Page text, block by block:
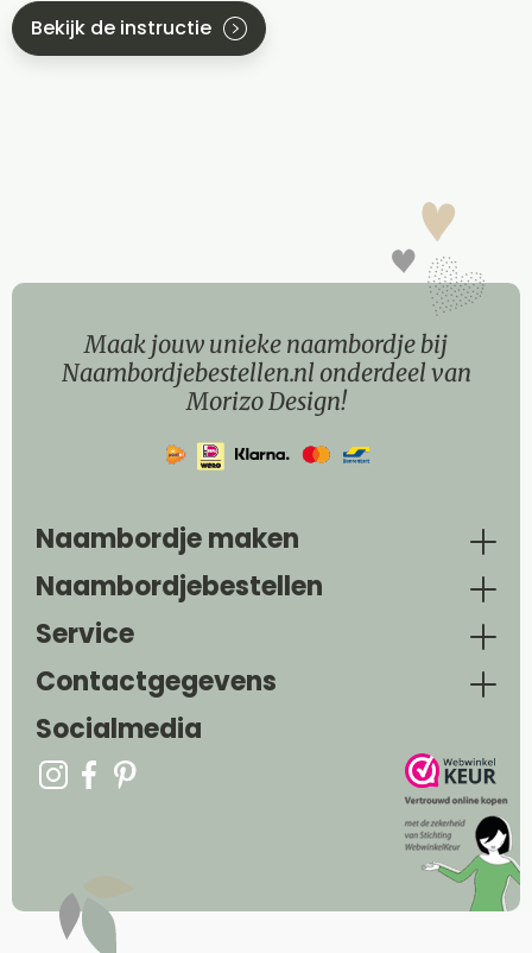
Bekijk de instructie
Maak jouw unieke naambordje bij
Naambordjebestellen.nl onderdeel van
Morizo Design!
Naambordje maken
Naambordjebestellen
Service
Contactgegevens
Socialmedia